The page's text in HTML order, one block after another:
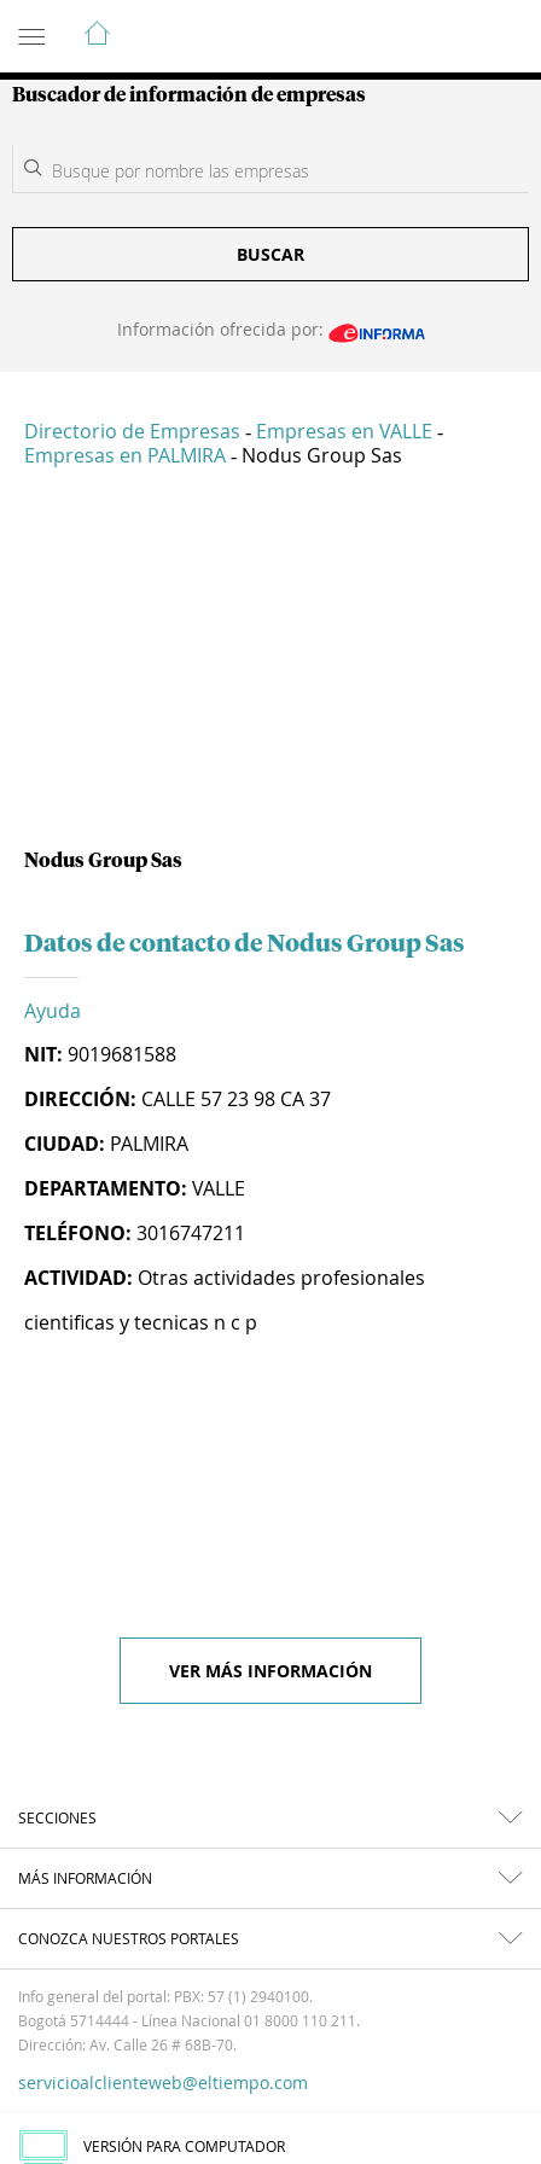
Guía de Empresas Colombianas
Buscador de información de empresas
BUSCAR
Información ofrecida por:
Directorio de Empresas - Empresas en VALLE -
Empresas en PALMIRA - Nodus Group Sas
Nodus Group Sas
Datos de contacto de Nodus Group Sas
Ayuda
NIT: 9019681588
DIRECCIÓN: CALLE 57 23 98 CA 37
CIUDAD: PALMIRA
DEPARTAMENTO: VALLE
TELÉFONO: 3016747211
ACTIVIDAD: Otras actividades profesionales
cientificas y tecnicas n c p
VER MÁS INFORMACIÓN
SECCIONES
MÁS INFORMACIÓN
CONOZCA NUESTROS PORTALES
Info general del portal: PBX: 57 (1) 2940100.
Bogotá 5714444 - Línea Nacional 01 8000 110 211.
Dirección: Av. Calle 26 # 68B-70.
servicioalclienteweb@eltiempo.com
VERSIÓN PARA COMPUTADOR